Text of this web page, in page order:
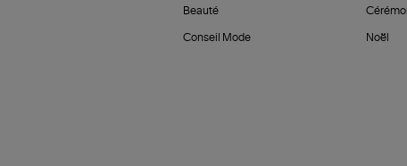
Beauté
Conseil Mode Noël